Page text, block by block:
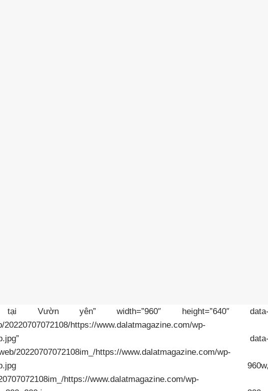
Vườn yên” width=”960″ height=”640″ data-
https://www.dalatmagazine.com/wp-
2020/08/ca-chep.jpg” data-
20220707072108im_/https://www.dalatmagazine.com/wp-
2020/08/ca-chep.jpg 960w,
https://www.dalatmagazine.com/wp-